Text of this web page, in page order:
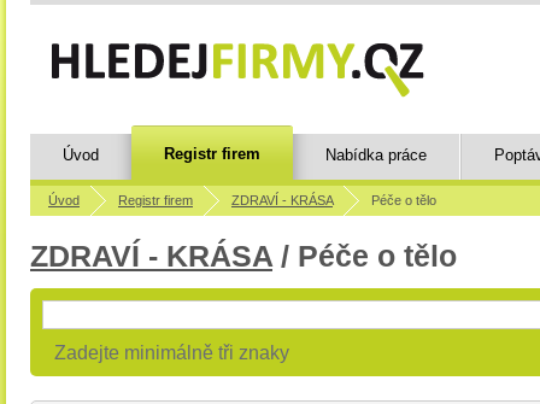
Úvod Registr firem Nabídka práce
Úvod Registr firem ZDRAVÍ - KRÁSA Péče o tělo
ZDRAVÍ - KRÁSA / Péče o tělo
Zadejte minimálně tři znaky